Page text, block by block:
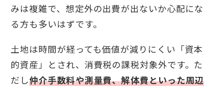
みは複雑で、想定外の出費が出ないか心配にな
る方も多いはずです。
土地は時間が経っても価値が減りにくい「資本
的資産」とされ、消費税の課税対象外です。た
だし仲介手数料や測量費、解体費といった周辺